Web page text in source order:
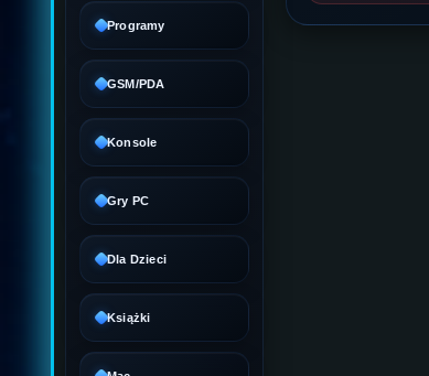
Programy
GSM/PDA
Konsole
Gry PC
Dla Dzieci
Książki